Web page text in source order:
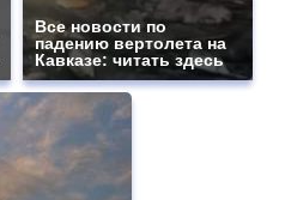
Все новости по
падению вертолета на
Кавказе: читать здесь